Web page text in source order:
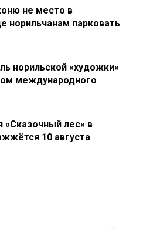
не место в
норильчанам парковать
норильской «художки»
международного
«Сказочный лес» в
10 августа